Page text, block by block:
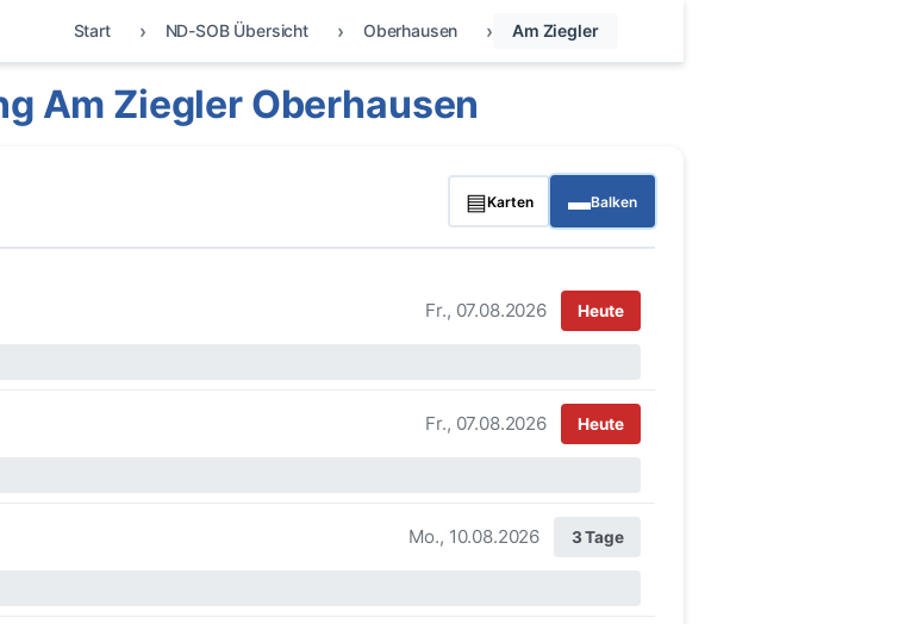
Start ND-SOB Übersicht Oberhausen Am Ziegler
Am Ziegler Oberhausen
▤Karten ▬Balken
Fr., 07.08.2026 Heute
Fr., 07.08.2026 Heute
Mo., 10.08.2026 3 Tage